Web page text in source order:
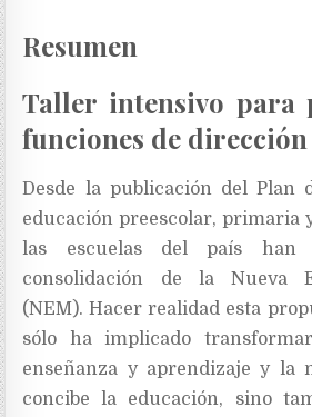
Resumen
Taller intensivo para
funciones de dirección
Desde la publicación del Plan
educación preescolar, primaria
las escuelas del país han
consolidación de la Nueva
(NEM). Hacer realidad esta
sólo ha implicado
enseñanza y aprendizaje y la
concibe la educación, sino